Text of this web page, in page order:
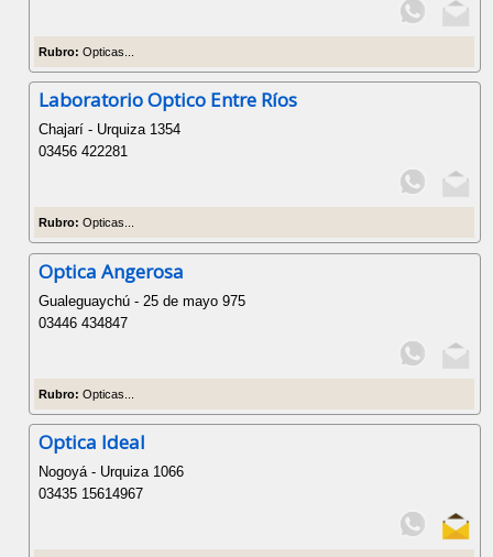
Rubro: Opticas...
Laboratorio Optico Entre Ríos
Chajarí - Urquiza 1354
03456 422281
Rubro: Opticas...
Optica Angerosa
Gualeguaychú - 25 de mayo 975
03446 434847
Rubro: Opticas...
Optica Ideal
Nogoyá - Urquiza 1066
03435 15614967